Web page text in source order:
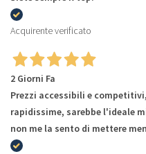
Acquirente verificato
2 Giorni Fa
Prezzi accessibili e
rapidissime, sarebbe l'ideale
non me la sento di mettere